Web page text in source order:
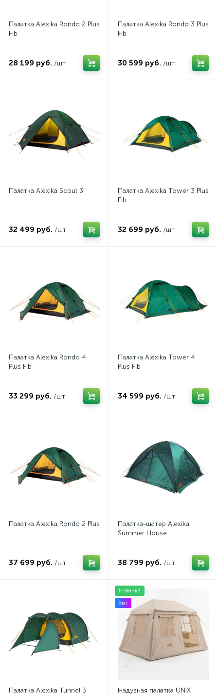
Палатка Alexika Rondo 2 Plus
Fib
28 199 руб. /шт
Палатка Alexika Rondo 3 Plus
Fib
30 599 руб. /шт
Палатка Alexika Scout 3
32 499 руб. /шт
Палатка Alexika Tower 3 Plus
Fib
32 699 руб. /шт
Палатка Alexika Rondo 4
Plus Fib
33 299 руб. /шт
Палатка Alexika Tower 4
Plus Fib
34 599 руб. /шт
Палатка Alexika Rondo 2 Plus
37 699 руб. /шт
Палатка-шатер Alexika
Summer House
38 799 руб. /шт
Палатка Alexika Tunnel 3
Новинка
Хит
Надувная палатка UNIX